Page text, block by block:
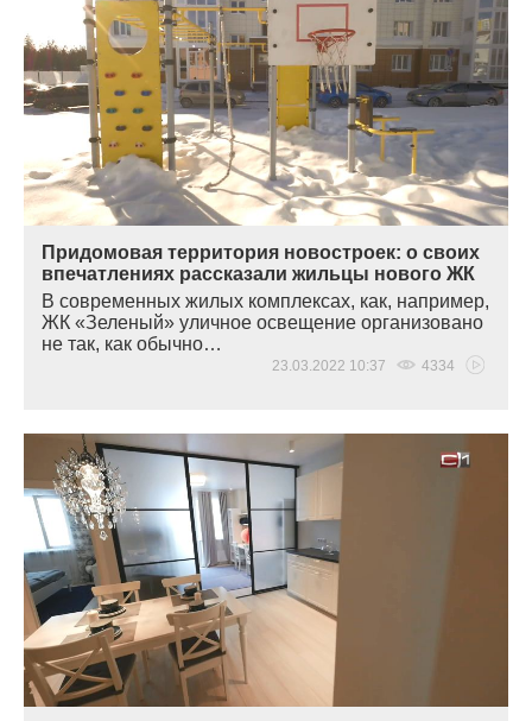
Придомовая территория новостроек: о своих
впечатлениях рассказали жильцы нового ЖК
В современных жилых комплексах, как, например,
ЖК «Зеленый» уличное освещение организовано
не так, как обычно…
23.03.2022 10:37 4334